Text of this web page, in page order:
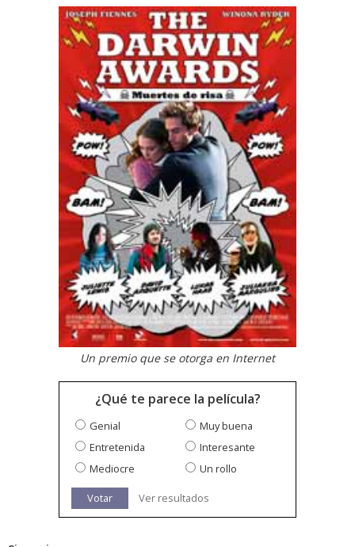
Un premio que se otorga en Internet
¿Qué te parece la película?
Genial
Muy buena
Entretenida
Interesante
Mediocre
Un rollo
Votar Ver resultados